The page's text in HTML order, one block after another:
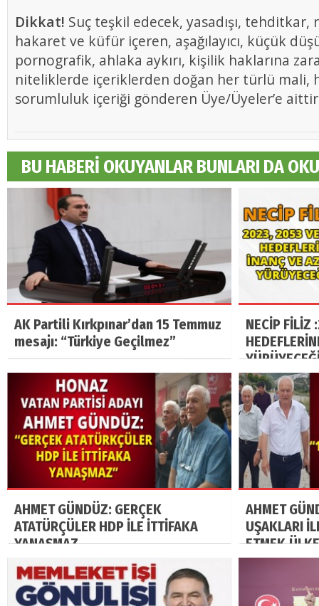
Dikkat! Suç teşkil edecek, yasadışı, tehditkar,
hakaret ve küfür içeren, aşağılayıcı, küçük
pornografik, ahlaka aykırı, kişilik haklarına
niteliklerde içeriklerden doğan her türlü mali,
sorumluluk içeriği gönderen Üye/Üyeler’e
BU HABERİ OKUYANLAR BUNLARI DA
AK Partili Kırkpınar’dan 15 Temmuz
mesajı: “Türkiye Geçilmez”
NECİP
AHMET GÜNDÜZ: GERÇEK
ATATÜRÇÜLER HDP İLE İTTİFAKA
YANAŞMAZ
AHMET
UŞAKLARI
ÖNCELİKLİ